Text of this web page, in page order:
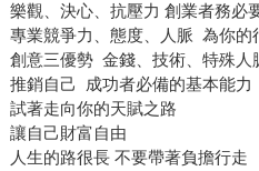
樂觀、決心、抗壓力 創業者務必
專業競爭力、態度、人脈 為你的
創意三優勢 金錢、技術、特殊人
推銷自己 成功者必備的基本能力
試著走向你的天賦之路
讓自己財富自由
人生的路很長 不要帶著負擔行走